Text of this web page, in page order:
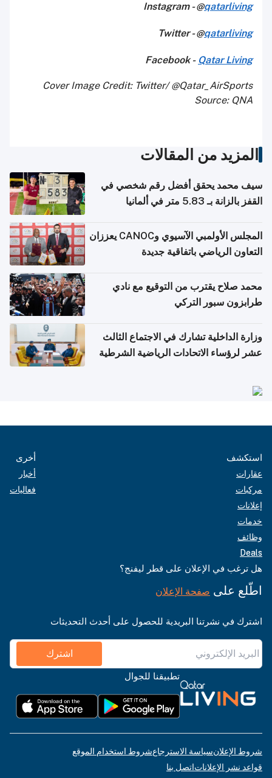
Instagram - @qatarliving
Twitter - @qatarliving
Facebook - Qatar Living
Cover Image Credit: Twitter/ @Qatar_AirSports
Source: QNA
المزيد من المقالات
سيف محمد يحقق أفضل رقم شخصي في
القفز بالزانة بـ 5.83 متر في ألمانيا
المجلس الأولمبي الآسيوي وCANOC يعززان
التعاون الرياضي باتفاقية جديدة
محمد صلاح يقترب من التوقيع مع نادي
طرابزون سبور التركي
وزارة الداخلية تشارك في الاجتماع الثالث
عشر لرؤساء الاتحادات الرياضية الشرطية
استكشف
عقارات
مركبات
إعلانات
خدمات
وظائف
Deals
أخرى
أخبار
فعاليات
هل ترغب في الإعلان على قطر ليفنج؟
اطّلع على صفحة الإعلان
اشترك في نشرتنا البريدية للحصول على أحدث التحديثات
اشترك
تطبيقنا للجوال
شروط الإعلانسياسة الاسترجاعشروط استخدام الموقع
قواعد نشر الإعلاناتاتصل بنا